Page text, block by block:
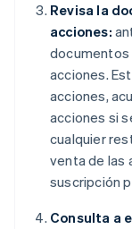
Revisa la
acciones:
documentos
acciones.
acciones,
acciones si
cualquier
venta de las
suscripción
Consulta a